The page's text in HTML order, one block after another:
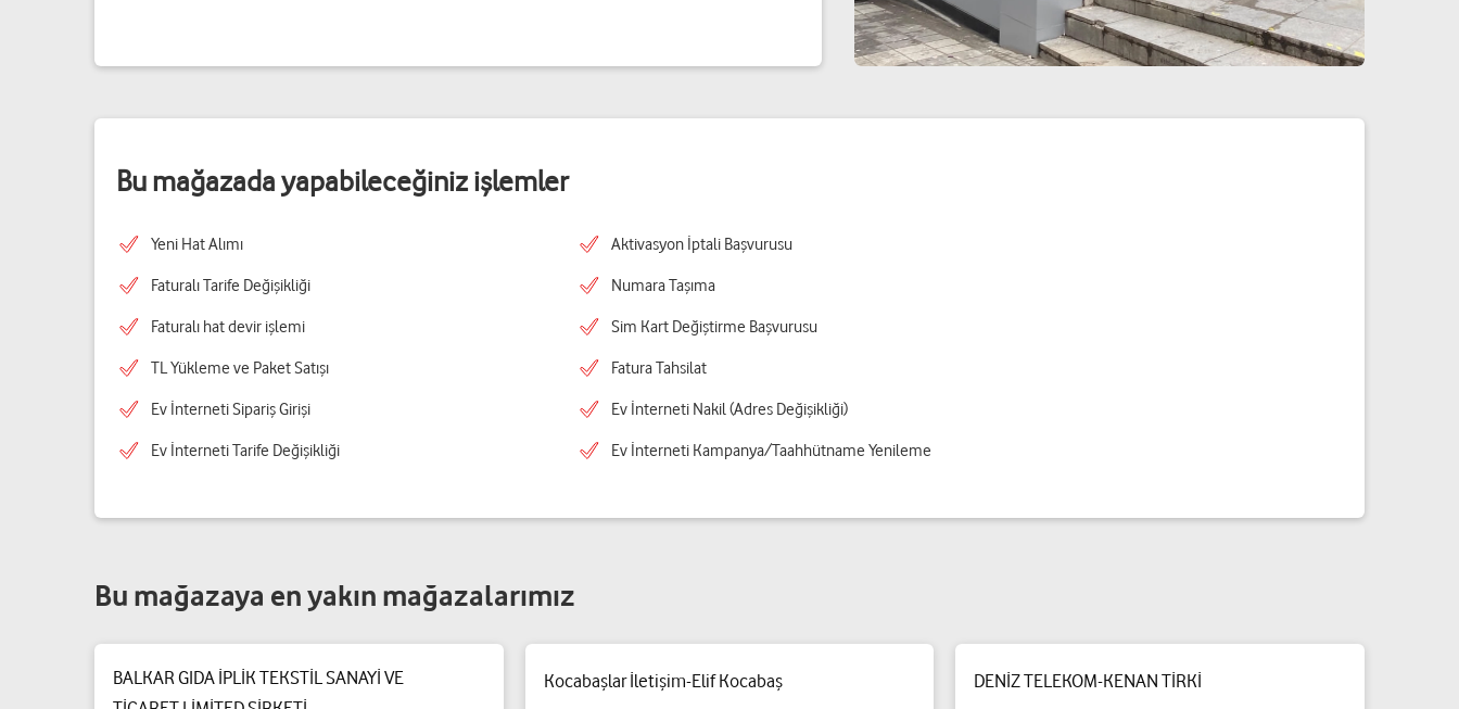
Bu mağazada yapabileceğiniz işlemler
Yeni Hat Alımı Aktivasyon İptali Başvurusu
Faturalı Tarife Değişikliği Numara Taşıma
Faturalı hat devir işlemi Sim Kart Değiştirme Başvurusu
TL Yükleme ve Paket Satışı Fatura Tahsilat
Ev İnterneti Sipariş Girişi Ev İnterneti Nakil (Adres Değişikliği)
Ev İnterneti Tarife Değişikliği Ev İnterneti Kampanya/Taahhütname Yenileme
Bu mağazaya en yakın mağazalarımız
BALKAR GIDA İPLİK TEKSTİL SANAYİ VE
Kocabaşlar İletişim-Elif Kocabaş DENİZ TELEKOM-KENAN TİRKİ